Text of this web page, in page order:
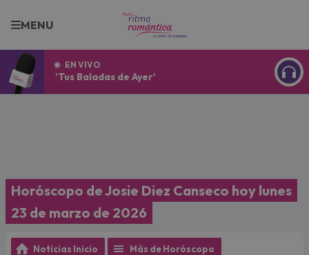
MENU
EN VIVO
'Tus Baladas de Ayer'
Horóscopo de Josie Diez Canseco hoy lunes
23 de marzo de 2026
Noticias Inicio Más de Horóscopo